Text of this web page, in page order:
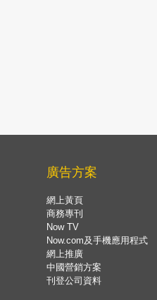
廣告方案
網上黃頁
商務專刊
Now TV
Now.com及手機應用程式
網上推廣
中國營銷方案
刊登公司資料